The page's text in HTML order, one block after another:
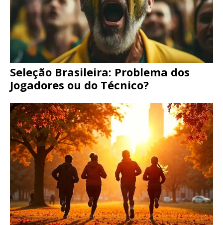
Seleção Brasileira: Problema dos
Jogadores ou do Técnico?